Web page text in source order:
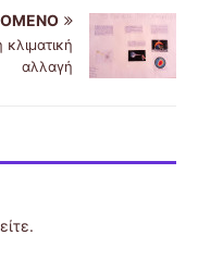
αλλαγή
.